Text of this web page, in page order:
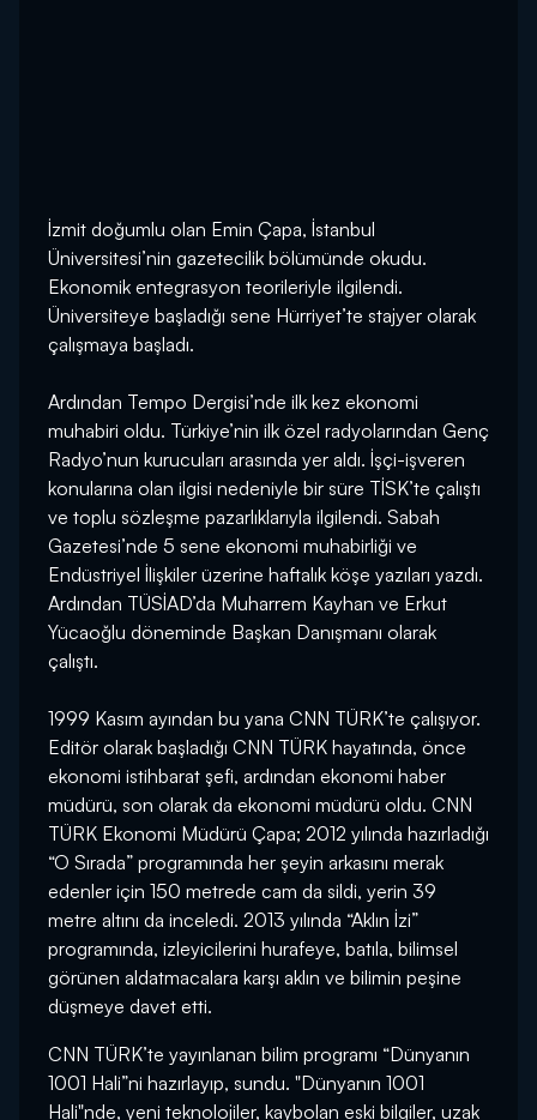
İzmit doğumlu olan Emin Çapa, İstanbul
Üniversitesi’nin gazetecilik bölümünde okudu.
Ekonomik entegrasyon teorileriyle ilgilendi.
Üniversiteye başladığı sene Hürriyet’te stajyer olarak
çalışmaya başladı.
Ardından Tempo Dergisi’nde ilk kez ekonomi
muhabiri oldu. Türkiye’nin ilk özel radyolarından Genç
Radyo’nun kurucuları arasında yer aldı. İşçi-işveren
konularına olan ilgisi nedeniyle bir süre TİSK’te çalıştı
ve toplu sözleşme pazarlıklarıyla ilgilendi. Sabah
Gazetesi’nde 5 sene ekonomi muhabirliği ve
Endüstriyel İlişkiler üzerine haftalık köşe yazıları yazdı.
Ardından TÜSİAD’da Muharrem Kayhan ve Erkut
Yücaoğlu döneminde Başkan Danışmanı olarak
çalıştı.
1999 Kasım ayından bu yana CNN TÜRK’te çalışıyor.
Editör olarak başladığı CNN TÜRK hayatında, önce
ekonomi istihbarat şefi, ardından ekonomi haber
müdürü, son olarak da ekonomi müdürü oldu. CNN
TÜRK Ekonomi Müdürü Çapa; 2012 yılında hazırladığı
“O Sırada” programında her şeyin arkasını merak
edenler için 150 metrede cam da sildi, yerin 39
metre altını da inceledi. 2013 yılında “Aklın İzi”
programında, izleyicilerini hurafeye, batıla, bilimsel
görünen aldatmacalara karşı aklın ve bilimin peşine
düşmeye davet etti.
CNN TÜRK’te yayınlanan bilim programı “Dünyanın
1001 Hali”ni hazırlayıp, sundu. "Dünyanın 1001
Hali"nde, yeni teknolojiler, kaybolan eski bilgiler, uzak